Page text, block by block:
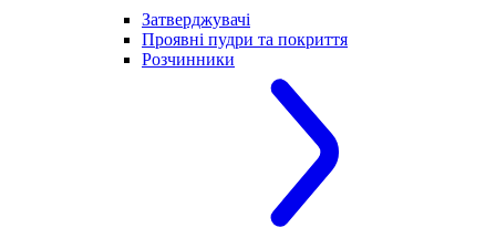
Затверджувачі
Проявні пудри та покриття
Розчинники